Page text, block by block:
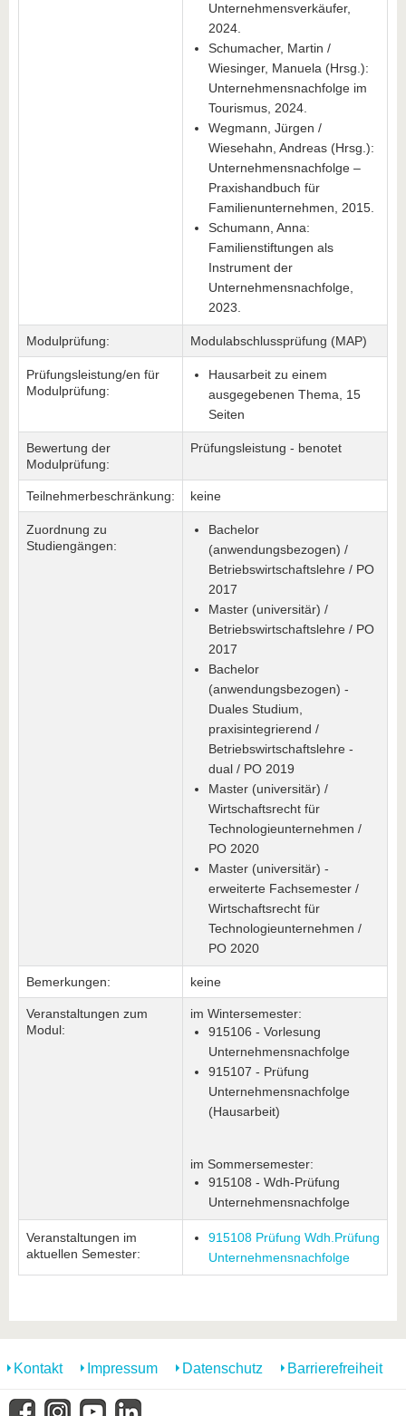
Unternehmensverkäufer,
2024.
Schumacher, Martin /
Wiesinger, Manuela (Hrsg.):
Unternehmensnachfolge im
Tourismus, 2024.
Wegmann, Jürgen /
Wiesehahn, Andreas (Hrsg.):
Unternehmensnachfolge –
Praxishandbuch für
Familienunternehmen, 2015.
Schumann, Anna:
Familienstiftungen als
Instrument der
Unternehmensnachfolge,
2023.
Modulprüfung: Modulabschlussprüfung (MAP)
Prüfungsleistung/en für
Modulprüfung:
Hausarbeit zu einem
ausgegebenen Thema, 15
Seiten
Bewertung der
Modulprüfung:
Prüfungsleistung - benotet
Teilnehmerbeschränkung: keine
Zuordnung zu
Studiengängen:
Bachelor
(anwendungsbezogen) /
Betriebswirtschaftslehre / PO
2017
Master (universitär) /
Betriebswirtschaftslehre / PO
2017
Bachelor
(anwendungsbezogen) -
Duales Studium,
praxisintegrierend /
Betriebswirtschaftslehre -
dual / PO 2019
Master (universitär) /
Wirtschaftsrecht für
Technologieunternehmen /
PO 2020
Master (universitär) -
erweiterte Fachsemester /
Wirtschaftsrecht für
Technologieunternehmen /
PO 2020
Bemerkungen: keine
Veranstaltungen zum
Modul:
im Wintersemester:
915106 - Vorlesung
Unternehmensnachfolge
915107 - Prüfung
Unternehmensnachfolge
(Hausarbeit)
im Sommersemester:
915108 - Wdh-Prüfung
Unternehmensnachfolge
Veranstaltungen im
aktuellen Semester:
915108 Prüfung Wdh.Prüfung
Unternehmensnachfolge
Kontakt Impressum Datenschutz Barrierefreiheit